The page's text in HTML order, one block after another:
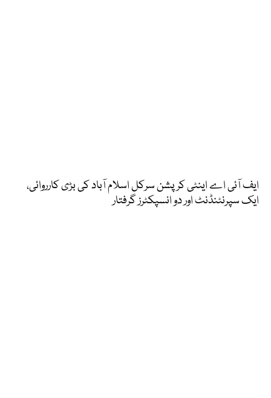
ایف آئی اے اینٹی کرپشن سرکل اسلام آباد کی بڑی کارروائی،
ایک سپرنٹنڈنٹ اور دو انسپکٹرز گرفتار